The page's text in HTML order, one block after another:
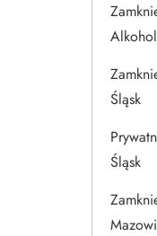
Śląsk
Śląsk